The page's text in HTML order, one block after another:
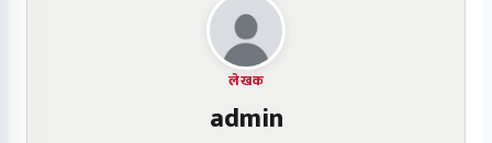
लेखक
admin